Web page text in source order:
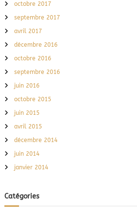
octobre 2017
septembre 2017
avril 2017
décembre 2016
octobre 2016
septembre 2016
juin 2016
octobre 2015
juin 2015
avril 2015
décembre 2014
juin 2014
janvier 2014
Catégories